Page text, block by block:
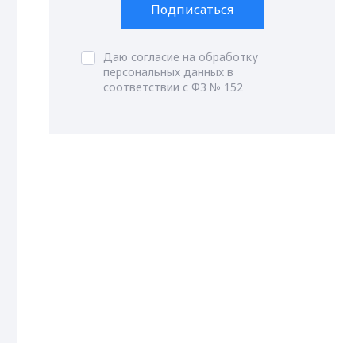
Подписаться
Даю согласие на обработку
персональных данных в
соответствии с ФЗ № 152